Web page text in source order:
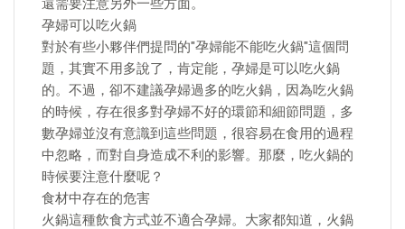
還需要注意另外一些方面。
孕婦可以吃火鍋
對於有些小夥伴們提問的"孕婦能不能吃火鍋"這個問
題，其實不用多說了，肯定能，孕婦是可以吃火鍋
的。不過，卻不建議孕婦過多的吃火鍋，因為吃火鍋
的時候，存在很多對孕婦不好的環節和細節問題，多
數孕婦並沒有意識到這些問題，很容易在食用的過程
中忽略，而對自身造成不利的影響。那麼，吃火鍋的
時候要注意什麼呢？
食材中存在的危害
火鍋這種飲食方式並不適合孕婦。大家都知道，火鍋